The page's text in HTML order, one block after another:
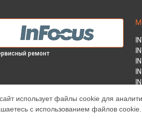
ремонт
использует файлы cookie для
с использованием файлов cookie.